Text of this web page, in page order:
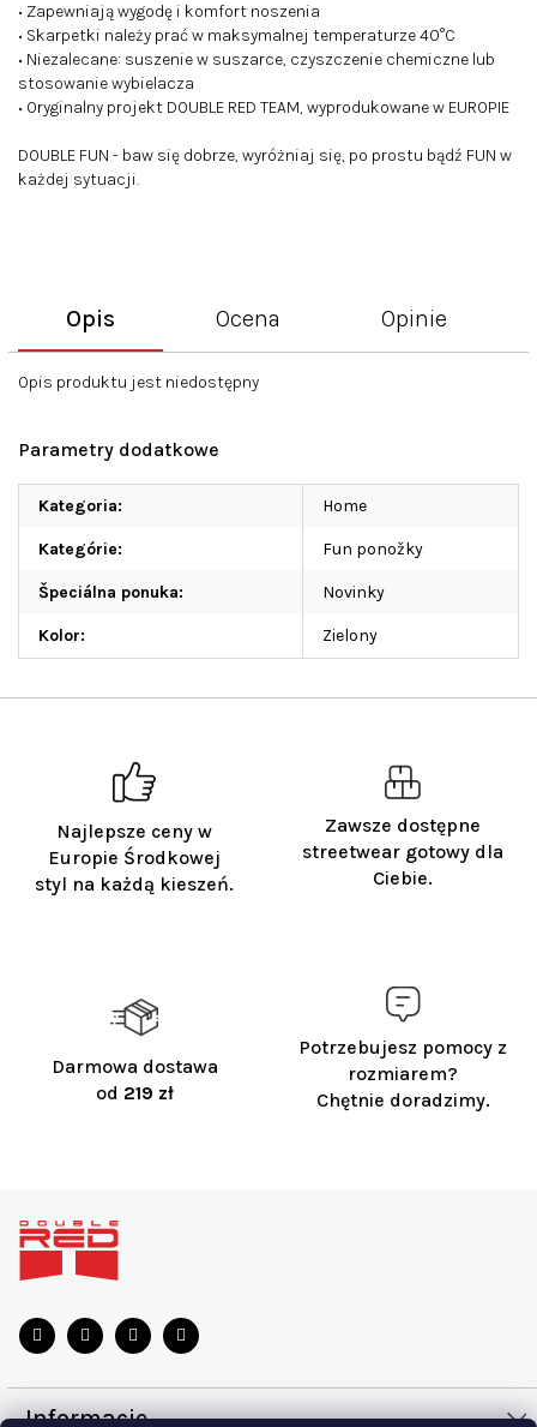
• Zapewniają wygodę i komfort noszenia
• Skarpetki należy prać w maksymalnej temperaturze 40°C
• Niezalecane: suszenie w suszarce, czyszczenie chemiczne lub
stosowanie wybielacza
• Oryginalny projekt DOUBLE RED TEAM, wyprodukowane w EUROPIE
DOUBLE FUN - baw się dobrze, wyróżniaj się, po prostu bądź FUN w
każdej sytuacji.
Najlepsze ceny w
Europie Środkowej
styl na każdą kieszeń.
Zawsze dostępne
streetwear gotowy dla
Ciebie.
Darmowa dostawa
od 219 zł
Potrzebujesz pomocy z
rozmiarem?
Chętnie doradzimy.
Opis Ocena Opinie
Opis produktu jest niedostępny
Parametry dodatkowe
Kategoria: Home
Kategórie: Fun ponožky
Špeciálna ponuka: Novinky
Kolor: Zielony
Informacje